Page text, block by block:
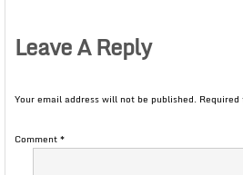
Leave A Reply
Your email address will not be published.
Comment*